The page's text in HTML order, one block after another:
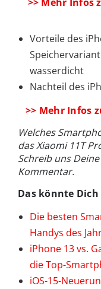
Vorteile des
wasserdicht
Nachteil des
>> Mehr Infos
Welches
das Xiaomi 11T
Schreib uns
Kommentar.
Das könnte
Die besten
Handys des
iPhone 13 vs.
die Top-
iOS-15-